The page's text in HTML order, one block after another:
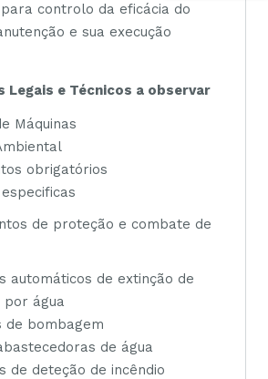
controlo da eficácia do
e sua execução
Legais e Técnicos a observar
Máquinas
obrigatórios
de proteção e combate de
automáticos de extinção de
por água
de bombagem
de água
de deteção de incêndio